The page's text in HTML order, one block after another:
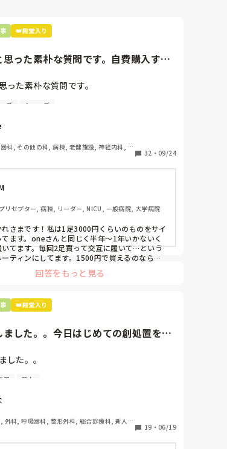
👑殿堂入り
思った素朴な質問です。自費購入する
った素朴な質問です。
するナースシューズ(職場で使用してる靴)っ
職場の指定は「白のスニーカー」。
くなるので1,500円は絶対に超えたくない思
て半年〜1年未満で交換しています。
が「ナースシューズに3000円以上は出せな
ってて、わたしの倍額は出せるのか！とび
ので、世の皆さんはどうなのかなと…🤔
ズ シューズ
科, その他の科, 病棟, 老健施設, 神経内科, 一
32 ・ 09/24
プリセプター, 病棟, リーダー, NICU, 一般病院, 大学病院
れさまです！私は1足3000円くらいのものをサイ
てます。oneさんと同じく半年〜1年いかないく
いてます。毎回2足買って交互に履いて…という
ーティンにしてます。1500円で買えるのなら私
そっちにしてると思うので良い買い物されてて羨
です！(笑)回答をもっと見る
👑殿堂入り
ました。。今日はじめての創処置をし
した。。
ての創処置をしました。
に、ノリで鑷子達を捨てました。。
した物品は使い捨て、という認識が頭の中
…。
目 新人
外科, 呼吸器科, 整形外科, 総合診療科, 新人ナ
19 ・ 06/19